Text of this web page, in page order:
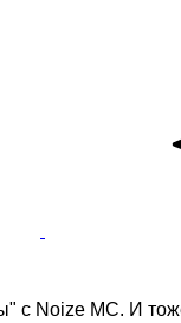
с Noize MC. И